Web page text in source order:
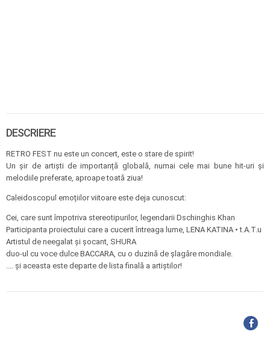
DESCRIERE
RETRO FEST nu este un concert, este o stare de spirit!
Un șir de artiști de importanță globală, numai cele mai bune hit-uri și
melodiile preferate, aproape toată ziua!
Caleidoscopul emoțiilor viitoare este deja cunoscut:
Cei, care sunt împotriva stereotipurilor, legendarii Dschinghis Khan
Participanta proiectului care a cucerit întreaga lume, LENA KATINA • t.A.T.u
Artistul de neegalat și șocant, SHURA
duo-ul cu voce dulce BACCARA, cu o duzină de șlagăre mondiale.
.... și aceasta este departe de lista finală a artiștilor!